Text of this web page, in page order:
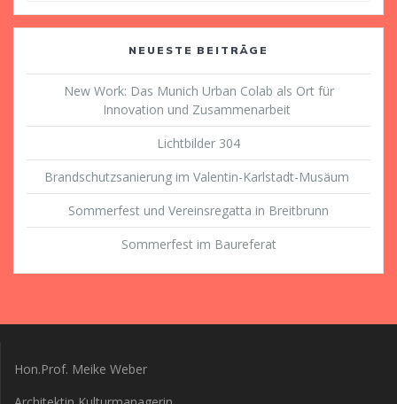
NEUESTE BEITRÄGE
New Work: Das Munich Urban Colab als Ort für
Innovation und Zusammenarbeit
Lichtbilder 304
Brandschutzsanierung im Valentin-Karlstadt-Musäum
Sommerfest und Vereinsregatta in Breitbrunn
Sommerfest im Baureferat
Hon.Prof. Meike Weber